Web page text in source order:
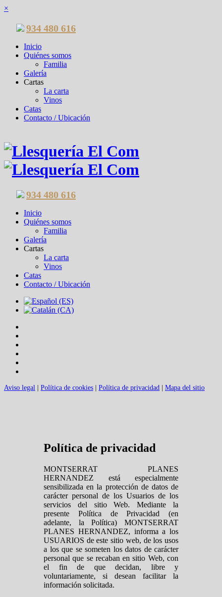
×
934 480 616
Inicio
Quiénes somos
Familia
Galería
Cartas
La carta
Vinos
Catas
Contacto / Ubicación
934 480 616
Inicio
Quiénes somos
Familia
Galería
Cartas
La carta
Vinos
Catas
Contacto / Ubicación
Aviso legal Política de cookies Política de privacidad Mapa del sitio
Política de privacidad
MONTSERRAT PLANES
HERNANDEZ está especialmente
sensibilizada en la protección de datos de
carácter personal de los Usuarios de los
servicios del sitio Web. Mediante la
presente Política de Privacidad (en
adelante, la Política) MONTSERRAT
PLANES HERNANDEZ, informa a los
USUARIOS de este sitio web, de los usos
a los que se someten los datos de carácter
personal que se recaban en sitio Web, con
el fin de que decidan, libre y
voluntariamente, si desean facilitar la
información solicitada.